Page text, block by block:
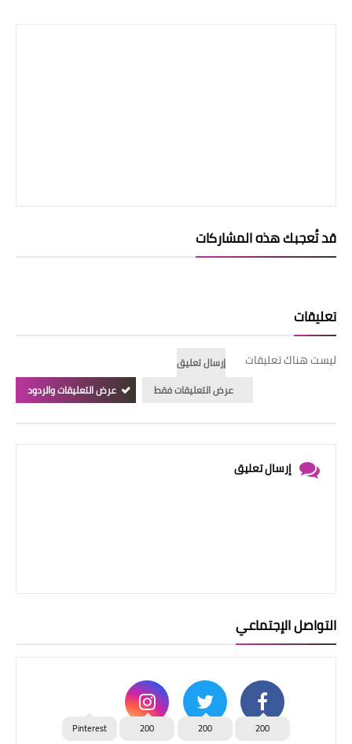
قد تُعجبك هذه المشاركات
تعليقات
ليست هناك تعليقات
إرسال تعليق
عرض التعليقات فقط
عرض التعليقات والردود
إرسال تعليق
التواصل الإجتماعي
200
200
200
Pinterest